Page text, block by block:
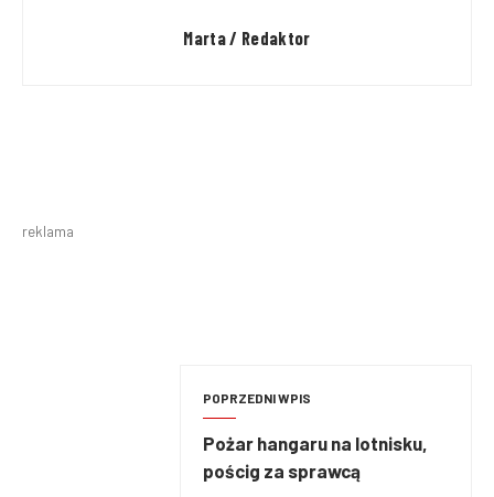
Marta / Redaktor
reklama
POPRZEDNI WPIS
Pożar hangaru na lotnisku,
pościg za sprawcą